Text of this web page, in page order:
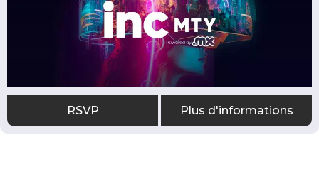
RSVP Plus d'informations